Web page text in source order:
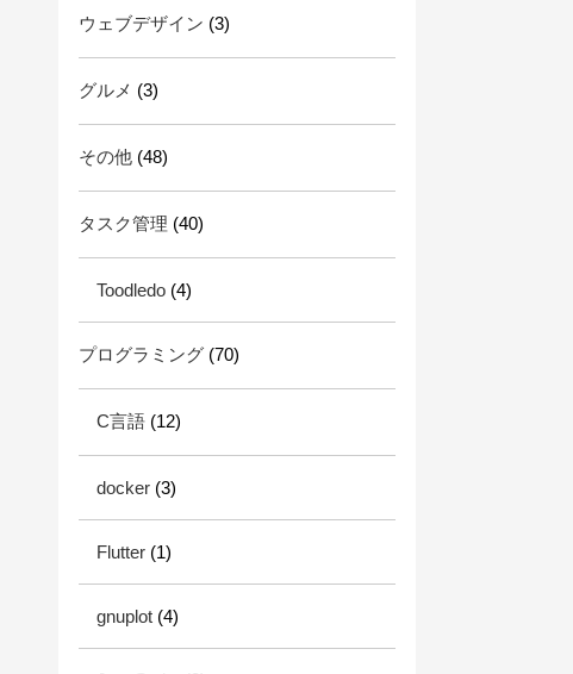
ウェブデザイン (3)
グルメ (3)
その他 (48)
タスク管理 (40)
Toodledo (4)
プログラミング (70)
C言語 (12)
docker (3)
Flutter (1)
gnuplot (4)